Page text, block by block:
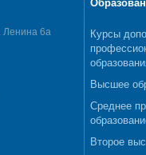
Ленина 6а
Курсы
Высшее
Среднее
Второе